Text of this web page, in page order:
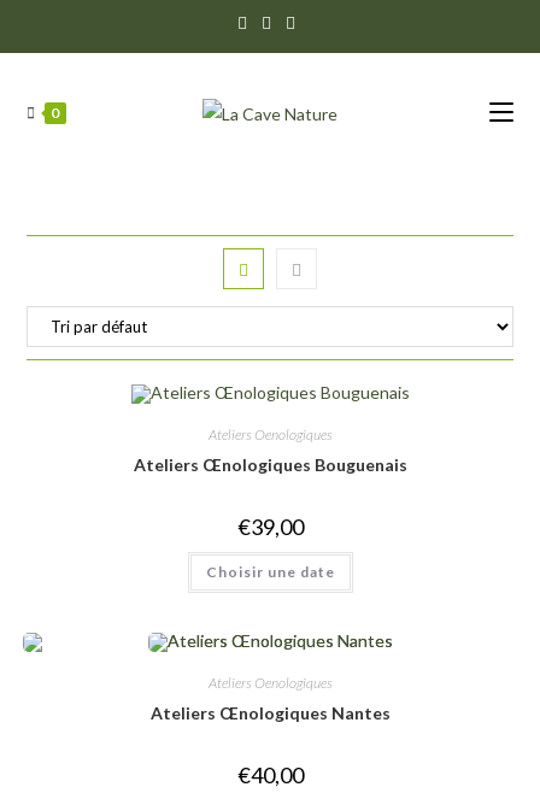
0
Ateliers Oenologiques
Ateliers Œnologiques Bouguenais
€39,00
Choisir une date
Ateliers Oenologiques
Ateliers Œnologiques Nantes
€40,00